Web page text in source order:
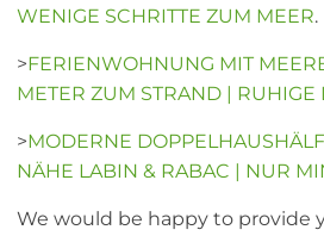
WENIGE SCHRITTE ZUM MEER.
>FERIENWOHNUNG MIT
METER ZUM STRAND | RUHIGE
>MODERNE
NÄHE LABIN & RABAC | NUR
We would be happy to provide